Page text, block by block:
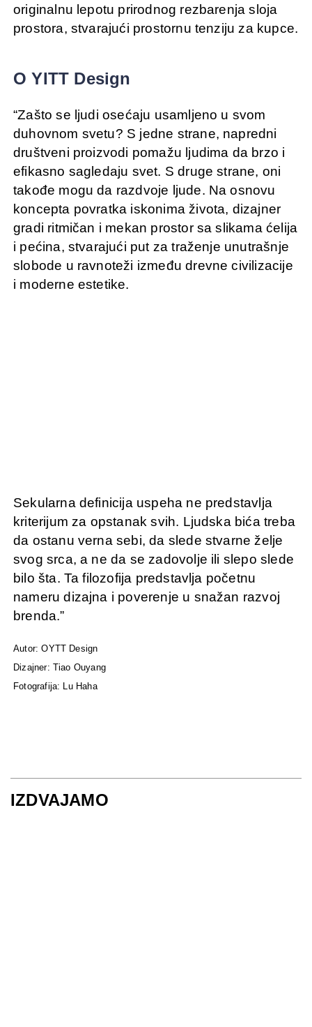
originalnu lepotu prirodnog rezbarenja sloja
prostora, stvarajući prostornu tenziju za kupce.
O YITT Design
“Zašto se ljudi osećaju usamljeno u svom
duhovnom svetu? S jedne strane, napredni
društveni proizvodi pomažu ljudima da brzo i
efikasno sagledaju svet. S druge strane, oni
takođe mogu da razdvoje ljude. Na osnovu
koncepta povratka iskonima života, dizajner
gradi ritmičan i mekan prostor sa slikama ćelija
i pećina, stvarajući put za traženje unutrašnje
slobode u ravnoteži između drevne civilizacije
i moderne estetike.
Sekularna definicija uspeha ne predstavlja
kriterijum za opstanak svih. Ljudska bića treba
da ostanu verna sebi, da slede stvarne želje
svog srca, a ne da se zadovolje ili slepo slede
bilo šta. Ta filozofija predstavlja početnu
nameru dizajna i poverenje u snažan razvoj
brenda.”
Autor: OYTT Design
Dizajner: Tiao Ouyang
Fotografija: Lu Haha
IZDVAJAMO